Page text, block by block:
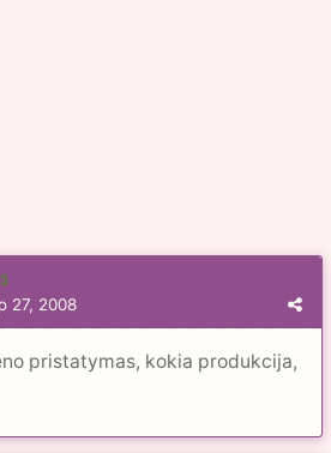
27, 2008
pristatymas, kokia produkcija,